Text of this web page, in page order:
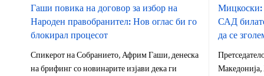
Гаши повика на договор за избор на
Народен правобранител: Нов оглас би го
блокирал процесот
Спикерот на Собранието, Африм Гаши, денеска
на брифинг со новинарите изјави дека ги
Мицкоски:
САД
да се